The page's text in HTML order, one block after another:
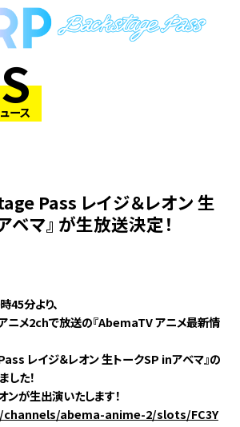
ース
Pass レイジ＆レオン 生
ベマ』 が生放送決定！
45分より、
メ2chで放送の『AbemaTV アニメ最新情
レイジ＆レオン 生トークSP inアベマ』の
た！
が生出演いたします！
abema-anime-2/slots/FC3Y